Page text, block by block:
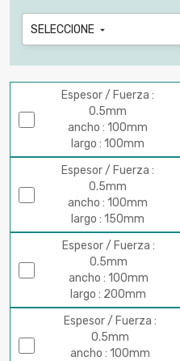
SELECCIONE 
Espesor / Fuerza :
0.5mm
ancho : 100mm
largo : 100mm
Espesor / Fuerza :
0.5mm
ancho : 100mm
largo : 150mm
Espesor / Fuerza :
0.5mm
ancho : 100mm
largo : 200mm
Espesor / Fuerza :
0.5mm
ancho : 100mm